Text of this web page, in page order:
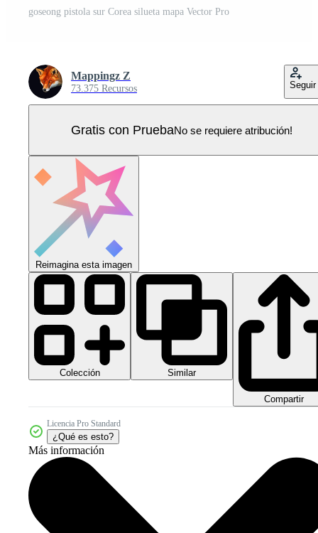
goseong pistola sur Corea silueta mapa Vector Pro
Mappingz Z
73.375 Recursos Seguir
Gratis con PruebaNo se requiere atribución!
Reimagina esta imagen
Colección Similar
Compartir
Licencia Pro Standard
¿Qué es esto?
Más información